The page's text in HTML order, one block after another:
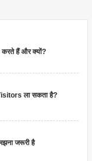
हैं और क्यों?
ला सकता है?
जरूरी है